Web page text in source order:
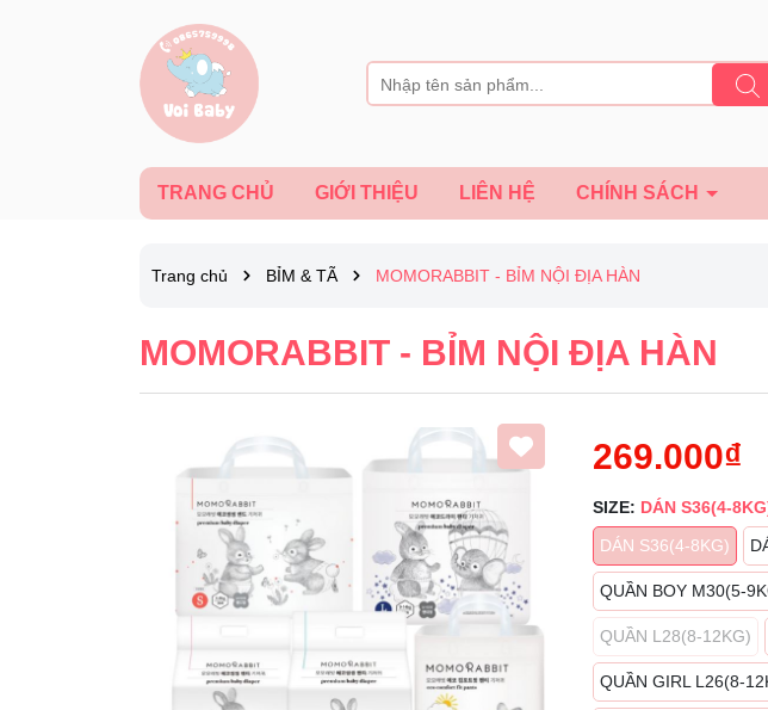
TRANG CHỦ GIỚI THIỆU LIÊN HỆ CHÍNH SÁCH
Trang chủ BỈM & TÃ MOMORABBIT - BỈM NỘI ĐỊA HÀN
MOMORABBIT - BỈM NỘI ĐỊA HÀN
269.000₫
SIZE: DÁN S36(4-
DÁN S36(4-8KG)
QUẦN BOY M30(5-
QUẦN L28(8-12KG)
QUẦN GIRL L26(8-
Mã
Điều